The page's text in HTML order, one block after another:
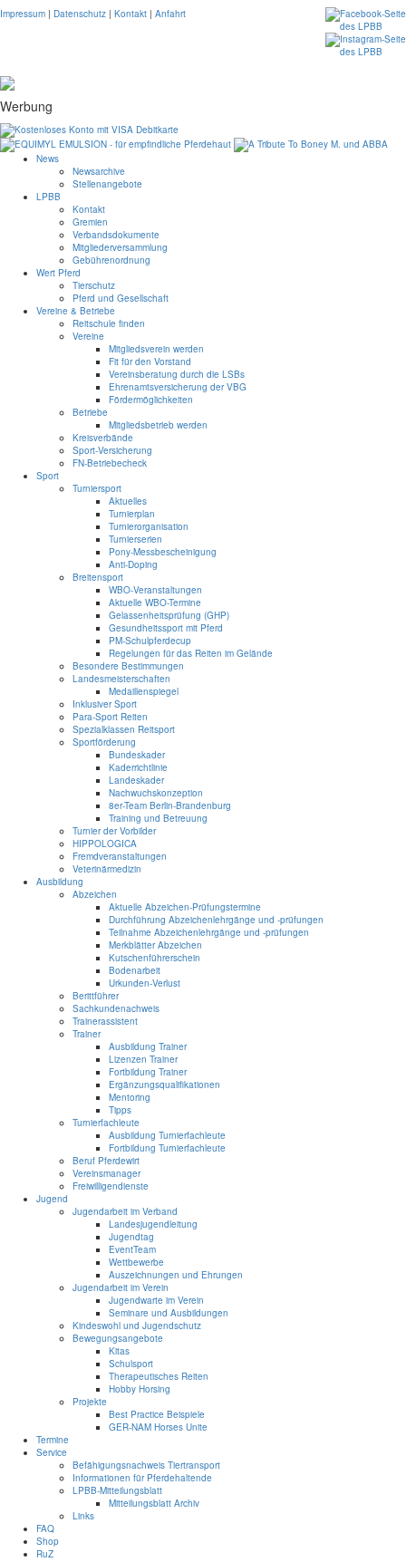
Impressum | Datenschutz | Kontakt | Anfahrt
Werbung
News
Newsarchive
Stellenangebote
LPBB
Kontakt
Gremien
Verbandsdokumente
Mitgliederversammlung
Gebührenordnung
Wert Pferd
Tierschutz
Pferd und Gesellschaft
Vereine & Betriebe
Reitschule finden
Vereine
Mitgliedsverein werden
Fit für den Vorstand
Vereinsberatung durch die LSBs
Ehrenamtsversicherung der VBG
Fördermöglichkeiten
Betriebe
Mitgliedsbetrieb werden
Kreisverbände
Sport-Versicherung
FN-Betriebecheck
Sport
Turniersport
Aktuelles
Turnierplan
Turnierorganisation
Turnierserien
Pony-Messbescheinigung
Anti-Doping
Breitensport
WBO-Veranstaltungen
Aktuelle WBO-Termine
Gelassenheitsprüfung (GHP)
Gesundheitssport mit Pferd
PM-Schulpferdecup
Regelungen für das Reiten im Gelände
Besondere Bestimmungen
Landesmeisterschaften
Medaillenspiegel
Inklusiver Sport
Para-Sport Reiten
Spezialklassen Reitsport
Sportförderung
Bundeskader
Kaderrichtlinie
Landeskader
Nachwuchskonzeption
8er-Team Berlin-Brandenburg
Training und Betreuung
Turnier der Vorbilder
HIPPOLOGICA
Fremdveranstaltungen
Veterinärmedizin
Ausbildung
Abzeichen
Aktuelle Abzeichen-Prüfungstermine
Durchführung Abzeichenlehrgänge und -prüfungen
Teilnahme Abzeichenlehrgänge und -prüfungen
Merkblätter Abzeichen
Kutschenführerschein
Bodenarbeit
Urkunden-Verlust
Berittführer
Sachkundenachweis
Trainerassistent
Trainer
Ausbildung Trainer
Lizenzen Trainer
Fortbildung Trainer
Ergänzungsqualifikationen
Mentoring
Tipps
Turnierfachleute
Ausbildung Turnierfachleute
Fortbildung Turnierfachleute
Beruf Pferdewirt
Vereinsmanager
Freiwilligendienste
Jugend
Jugendarbeit im Verband
Landesjugendleitung
Jugendtag
EventTeam
Wettbewerbe
Auszeichnungen und Ehrungen
Jugendarbeit im Verein
Jugendwarte im Verein
Seminare und Ausbildungen
Kindeswohl und Jugendschutz
Bewegungsangebote
Kitas
Schulsport
Therapeutisches Reiten
Hobby Horsing
Projekte
Best Practice Beispiele
GER-NAM Horses Unite
Termine
Service
Befähigungsnachweis Tiertransport
Informationen für Pferdehaltende
LPBB-Mitteilungsblatt
Mitteilungsblatt Archiv
Links
FAQ
Shop
RuZ